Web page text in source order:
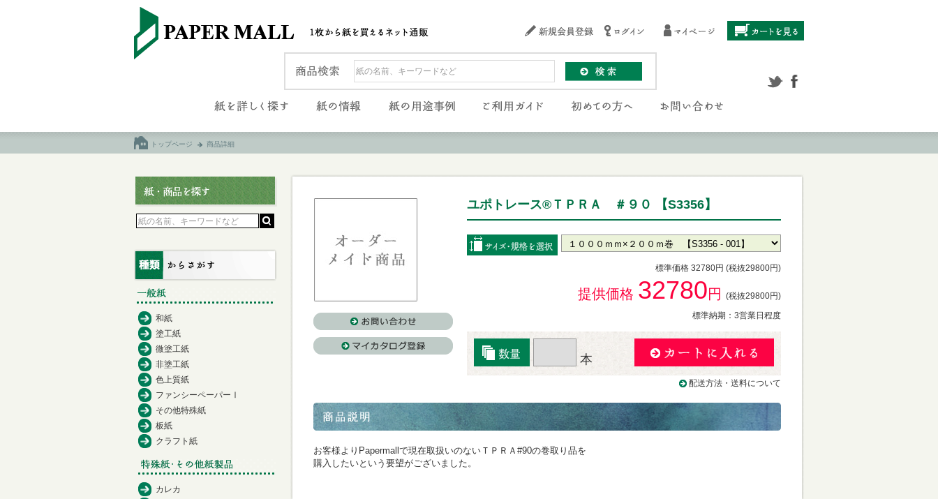
トップページ 商品詳細
ユポトレース®ＴＰＲＡ ＃９０ 【S3356】
標準価格 32780円 (税抜29800円)
提供価格 32780円
(税抜29800円)
標準納期：3営業日程度
本
配送方法・送料について
お客様よりPapermallで現在取扱いのないＴＰＲＡ#90の巻取り品を
購入したいという要望がございました。
和紙
塗工紙
微塗工紙
非塗工紙
色上質紙
ファンシーペーパーⅠ
その他特殊紙
板紙
クラフト紙
カレカ